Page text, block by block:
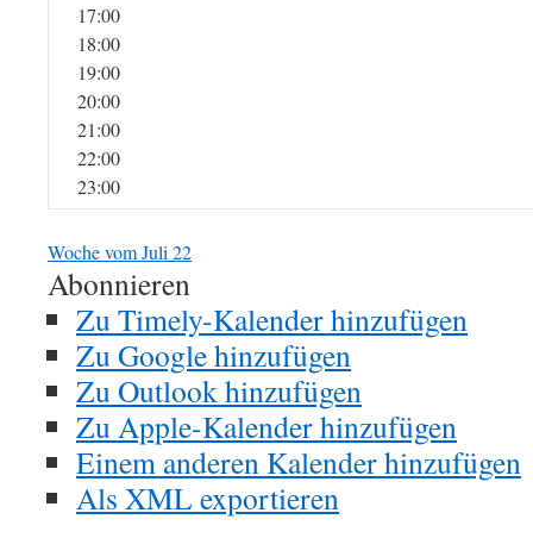
17:00
18:00
19:00
20:00
21:00
22:00
23:00
Woche vom Juli 22
Abonnieren
Zu Timely-Kalender hinzufügen
Zu Google hinzufügen
Zu Outlook hinzufügen
Zu Apple-Kalender hinzufügen
Einem anderen Kalender hinzufügen
Als XML exportieren